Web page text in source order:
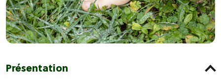
Présentation